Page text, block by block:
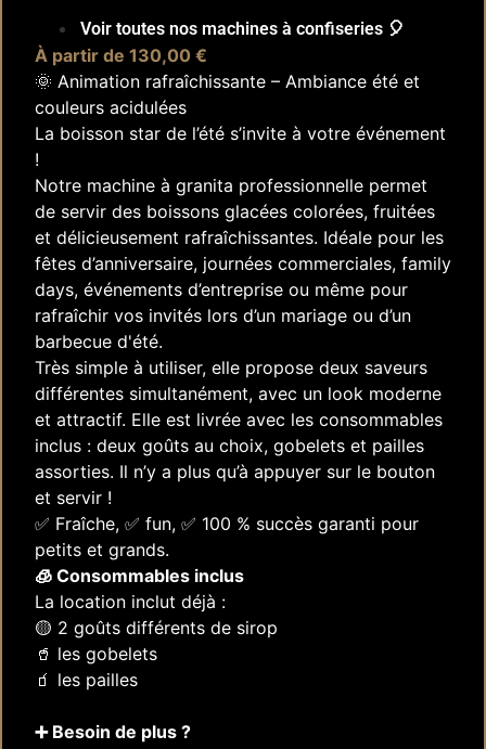
Voir toutes nos machines à confiseries 🎈
À partir de 130,00 €
🌞 Animation rafraîchissante – Ambiance été et
couleurs acidulées
La boisson star de l’été s’invite à votre événement
!
Notre machine à granita professionnelle permet
de servir des boissons glacées colorées, fruitées
et délicieusement rafraîchissantes. Idéale pour les
fêtes d’anniversaire, journées commerciales, family
days, événements d’entreprise ou même pour
rafraîchir vos invités lors d’un mariage ou d’un
barbecue d'été.
Très simple à utiliser, elle propose deux saveurs
différentes simultanément, avec un look moderne
et attractif. Elle est livrée avec les consommables
inclus : deux goûts au choix, gobelets et pailles
assorties. Il n’y a plus qu’à appuyer sur le bouton
et servir !
✅ Fraîche, ✅ fun, ✅ 100 % succès garanti pour
petits et grands.
🧊 Consommables inclus
La location inclut déjà :
🟡 2 goûts différents de sirop
🥤 les gobelets
🧃 les pailles
➕ Besoin de plus ?